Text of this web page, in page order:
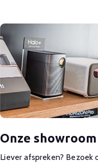
Onze showroom
Liever afspreken? Bezoek